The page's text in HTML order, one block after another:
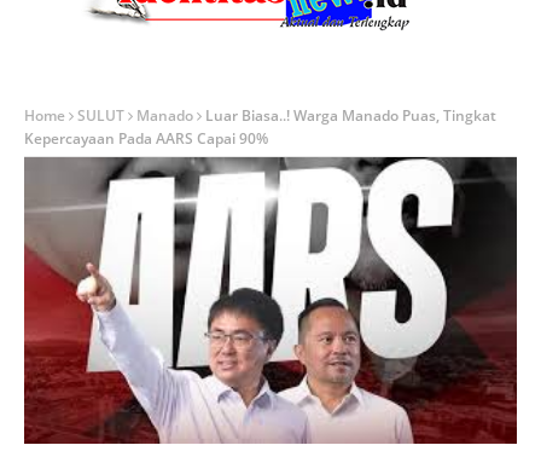
Home SULUT Manado
Luar Biasa..! Warga Manado Puas, Tingkat
Kepercayaan Pada AARS Capai 90%